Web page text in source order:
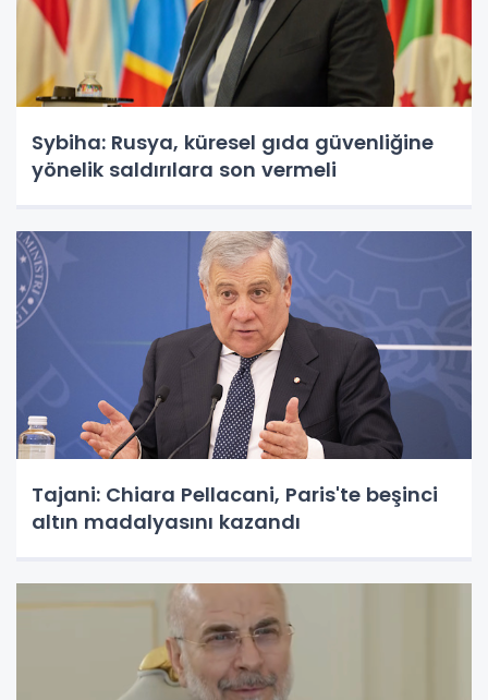
Sybiha: Rusya, küresel gıda güvenliğine
yönelik saldırılara son vermeli
Tajani: Chiara Pellacani, Paris'te beşinci
altın madalyasını kazandı